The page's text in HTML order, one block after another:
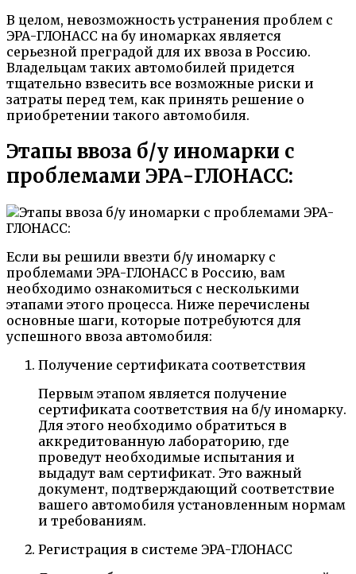
В целом, невозможность устранения проблем с
ЭРА-ГЛОНАСС на бу иномарках является
серьезной преградой для их ввоза в Россию.
Владельцам таких автомобилей придется
тщательно взвесить все возможные риски и
затраты перед тем, как принять решение о
приобретении такого автомобиля.
Этапы ввоза б/у иномарки с
проблемами ЭРА-ГЛОНАСС:
Если вы решили ввезти б/у иномарку с
проблемами ЭРА-ГЛОНАСС в Россию, вам
необходимо ознакомиться с несколькими
этапами этого процесса. Ниже перечислены
основные шаги, которые потребуются для
успешного ввоза автомобиля:
Получение сертификата соответствия
Первым этапом является получение
сертификата соответствия на б/у иномарку.
Для этого необходимо обратиться в
аккредитованную лабораторию, где
проведут необходимые испытания и
выдадут вам сертификат. Это важный
документ, подтверждающий соответствие
вашего автомобиля установленным нормам
и требованиям.
Регистрация в системе ЭРА-ГЛОНАСС